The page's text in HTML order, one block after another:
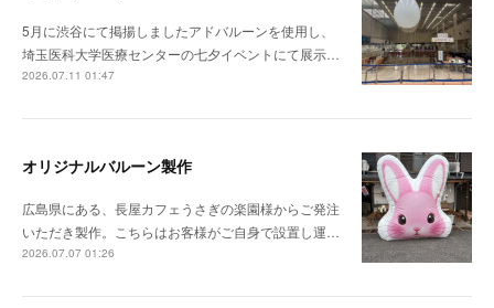
5月に渋谷にて掲揚しましたアドバルーンを使用し、
埼玉医科大学医療センターの七夕イベントにて展示…
2026.07.11 01:47
オリジナルバルーン製作
広島県にある、長屋カフェうさぎの楽園様からご発注
いただき製作。こちらはお客様がご自身で設置し運…
2026.07.07 01:26